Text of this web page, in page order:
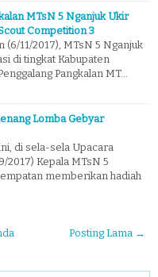
MTsN 5 Nganjuk Ukir
Competition 3
(6/11/2017), MTsN 5 Nganjuk
di tingkat Kabupaten
Pangkalan MT…
Lomba Gebyar
di sela-sela Upacara
2017) Kepala MTsN 5
memberikan hadiah
Posting Lama →